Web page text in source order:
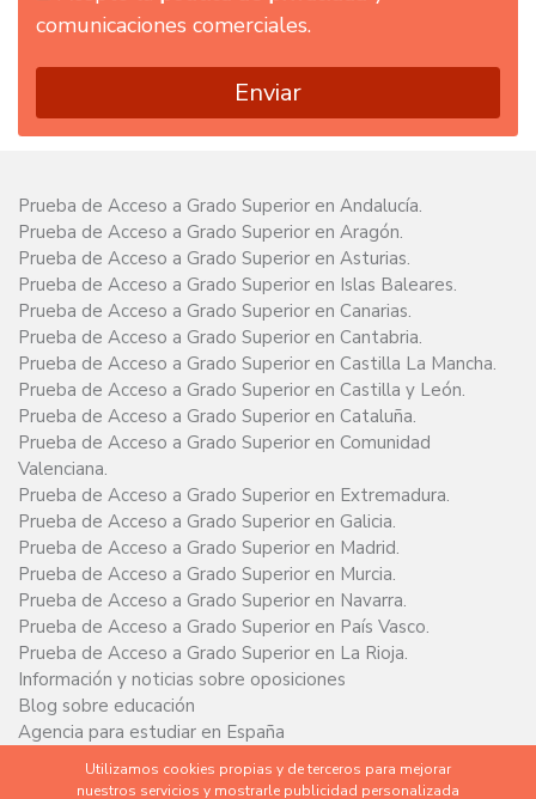
comunicaciones comerciales.
Enviar
Prueba de Acceso a Grado Superior en Andalucía.
Prueba de Acceso a Grado Superior en Aragón.
Prueba de Acceso a Grado Superior en Asturias.
Prueba de Acceso a Grado Superior en Islas Baleares.
Prueba de Acceso a Grado Superior en Canarias.
Prueba de Acceso a Grado Superior en Cantabria.
Prueba de Acceso a Grado Superior en Castilla La Mancha.
Prueba de Acceso a Grado Superior en Castilla y León.
Prueba de Acceso a Grado Superior en Cataluña.
Prueba de Acceso a Grado Superior en Comunidad
Valenciana.
Prueba de Acceso a Grado Superior en Extremadura.
Prueba de Acceso a Grado Superior en Galicia.
Prueba de Acceso a Grado Superior en Madrid.
Prueba de Acceso a Grado Superior en Murcia.
Prueba de Acceso a Grado Superior en Navarra.
Prueba de Acceso a Grado Superior en País Vasco.
Prueba de Acceso a Grado Superior en La Rioja.
Información y noticias sobre oposiciones
Blog sobre educación
Agencia para estudiar en España
Utilizamos cookies propias y de terceros para mejorar
nuestros servicios y mostrarle publicidad personalizada